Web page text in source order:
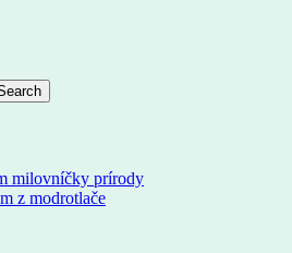
milovníčky prírody
z modrotlače